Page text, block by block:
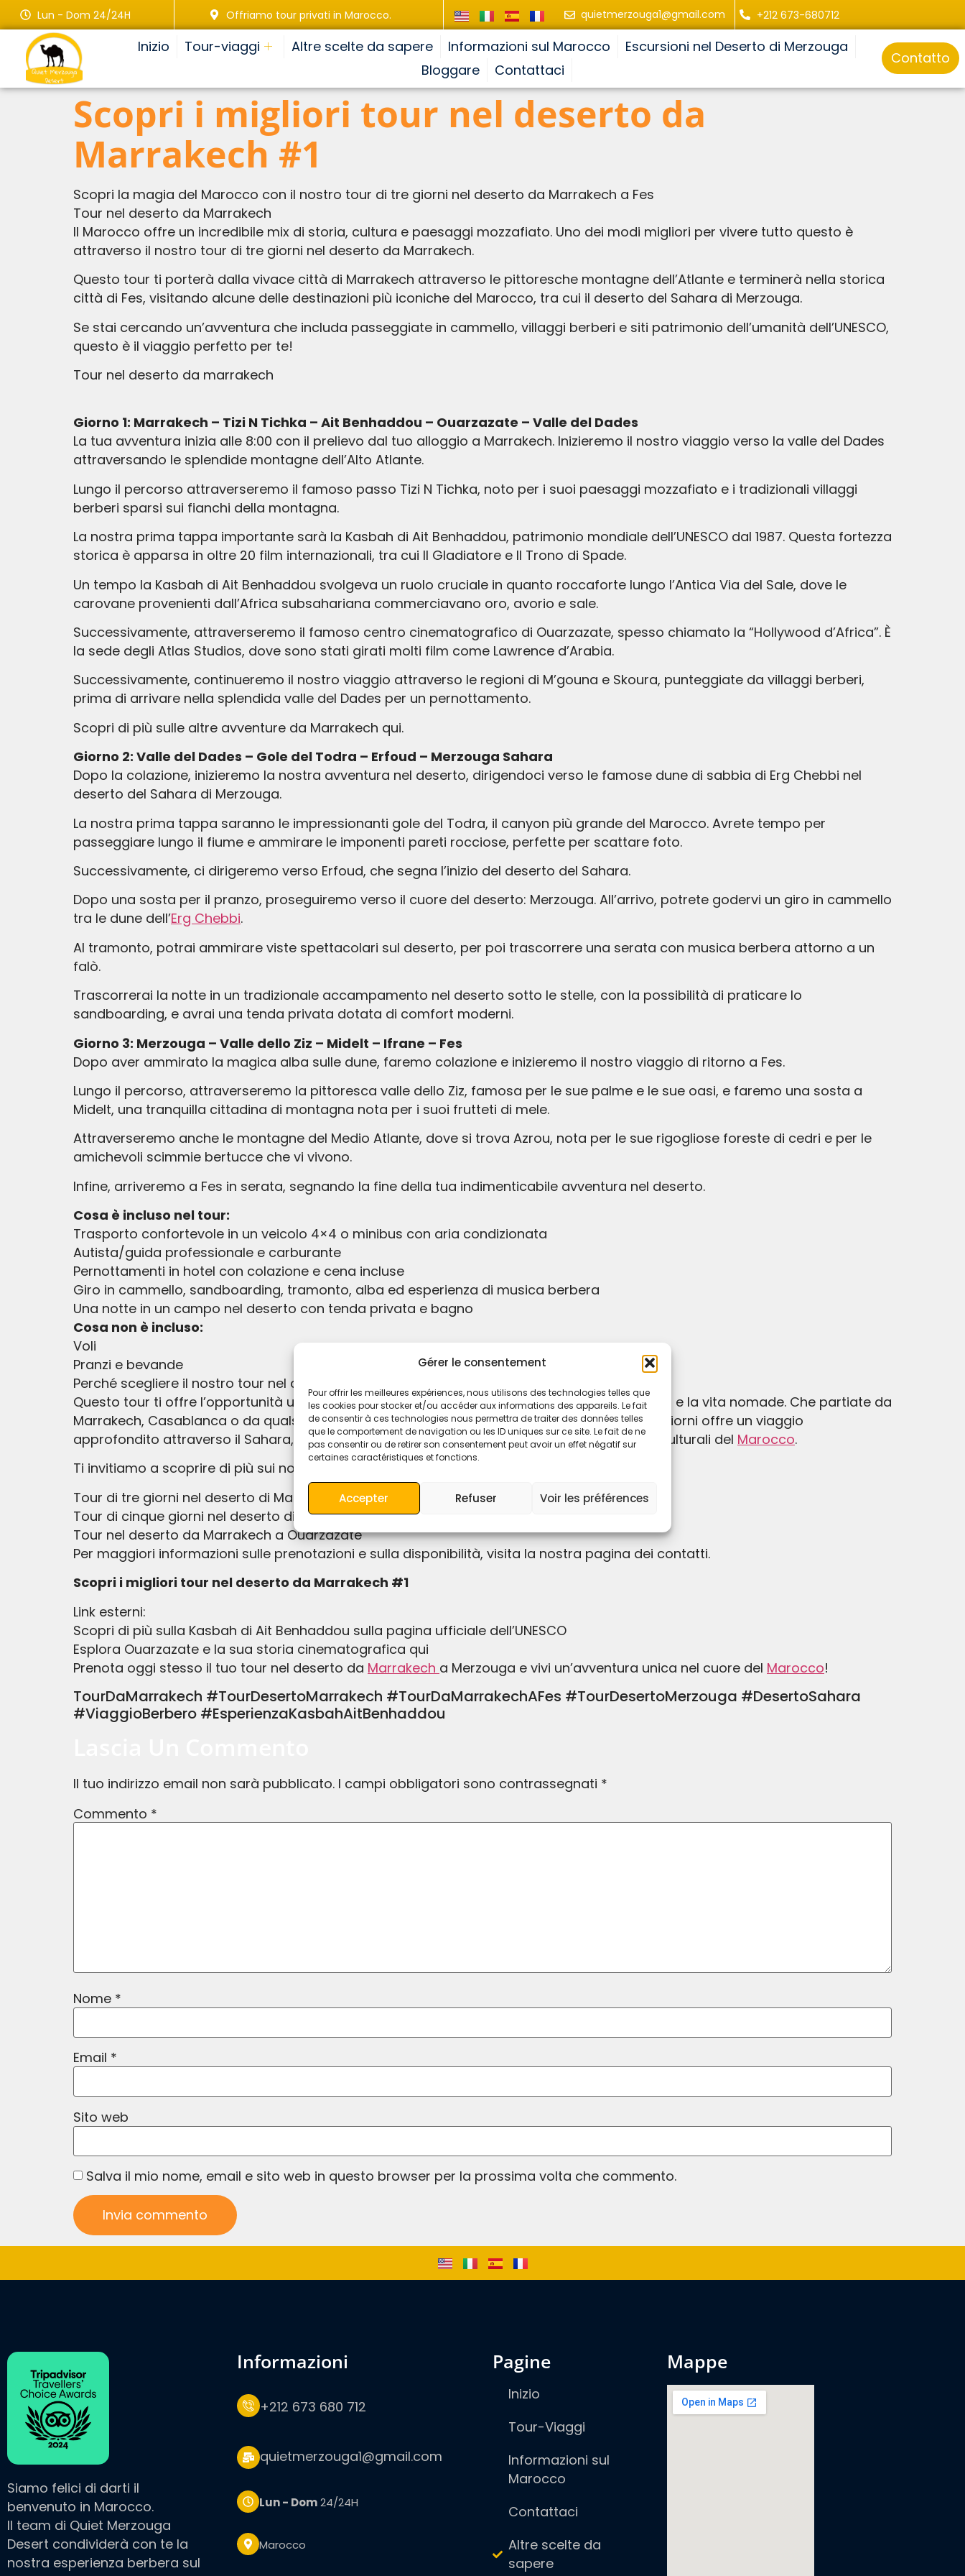
Gérer le consentement
Pour offrir les meilleures expériences, nous utilisons des technologies telles que
les cookies pour stocker et/ou accéder aux informations des appareils. Le fait
de consentir à ces technologies nous permettra de traiter des données telles
que le comportement de navigation ou les ID uniques sur ce site. Le fait de ne
pas consentir ou de retirer son consentement peut avoir un effet négatif sur
certaines caractéristiques et fonctions.
Accepter Refuser Voir les préférences
Lun - Dom 24/24H Offriamo tour privati in Marocco. quietmerzouga1@gmail.com +212 673-680712
Inizio Tour-viaggi Altre scelte da sapere Informazioni sul Marocco
Escursioni nel Deserto di Merzouga
Bloggare
Contattaci
Contatto
Scopri i migliori tour nel deserto da
Marrakech #1
Scopri la magia del Marocco con il nostro tour di tre giorni nel deserto da Marrakech a Fes
Tour nel deserto da Marrakech
Il Marocco offre un incredibile mix di storia, cultura e paesaggi mozzafiato. Uno dei modi migliori per vivere tutto questo è
attraverso il nostro tour di tre giorni nel deserto da Marrakech.
Questo tour ti porterà dalla vivace città di Marrakech attraverso le pittoresche montagne dell’Atlante e terminerà nella storica
città di Fes, visitando alcune delle destinazioni più iconiche del Marocco, tra cui il deserto del Sahara di Merzouga.
Se stai cercando un’avventura che includa passeggiate in cammello, villaggi berberi e siti patrimonio dell’umanità dell’UNESCO,
questo è il viaggio perfetto per te!
Tour nel deserto da marrakech
Giorno 1: Marrakech – Tizi N Tichka – Ait Benhaddou – Ouarzazate – Valle del Dades
La tua avventura inizia alle 8:00 con il prelievo dal tuo alloggio a Marrakech. Inizieremo il nostro viaggio verso la valle del Dades
attraversando le splendide montagne dell’Alto Atlante.
Lungo il percorso attraverseremo il famoso passo Tizi N Tichka, noto per i suoi paesaggi mozzafiato e i tradizionali villaggi
berberi sparsi sui fianchi della montagna.
La nostra prima tappa importante sarà la Kasbah di Ait Benhaddou, patrimonio mondiale dell’UNESCO dal 1987. Questa fortezza
storica è apparsa in oltre 20 film internazionali, tra cui Il Gladiatore e Il Trono di Spade.
Un tempo la Kasbah di Ait Benhaddou svolgeva un ruolo cruciale in quanto roccaforte lungo l’Antica Via del Sale, dove le
carovane provenienti dall’Africa subsahariana commerciavano oro, avorio e sale.
Successivamente, attraverseremo il famoso centro cinematografico di Ouarzazate, spesso chiamato la “Hollywood d’Africa”. È
la sede degli Atlas Studios, dove sono stati girati molti film come Lawrence d’Arabia.
Successivamente, continueremo il nostro viaggio attraverso le regioni di M’gouna e Skoura, punteggiate da villaggi berberi,
prima di arrivare nella splendida valle del Dades per un pernottamento.
Scopri di più sulle altre avventure da Marrakech qui.
Giorno 2: Valle del Dades – Gole del Todra – Erfoud – Merzouga Sahara
Dopo la colazione, inizieremo la nostra avventura nel deserto, dirigendoci verso le famose dune di sabbia di Erg Chebbi nel
deserto del Sahara di Merzouga.
La nostra prima tappa saranno le impressionanti gole del Todra, il canyon più grande del Marocco. Avrete tempo per
passeggiare lungo il fiume e ammirare le imponenti pareti rocciose, perfette per scattare foto.
Successivamente, ci dirigeremo verso Erfoud, che segna l’inizio del deserto del Sahara.
Dopo una sosta per il pranzo, proseguiremo verso il cuore del deserto: Merzouga. All’arrivo, potrete godervi un giro in cammello
tra le dune dell’Erg Chebbi.
Al tramonto, potrai ammirare viste spettacolari sul deserto, per poi trascorrere una serata con musica berbera attorno a un
falò.
Trascorrerai la notte in un tradizionale accampamento nel deserto sotto le stelle, con la possibilità di praticare lo
sandboarding, e avrai una tenda privata dotata di comfort moderni.
Giorno 3: Merzouga – Valle dello Ziz – Midelt – Ifrane – Fes
Dopo aver ammirato la magica alba sulle dune, faremo colazione e inizieremo il nostro viaggio di ritorno a Fes.
Lungo il percorso, attraverseremo la pittoresca valle dello Ziz, famosa per le sue palme e le sue oasi, e faremo una sosta a
Midelt, una tranquilla cittadina di montagna nota per i suoi frutteti di mele.
Attraverseremo anche le montagne del Medio Atlante, dove si trova Azrou, nota per le sue rigogliose foreste di cedri e per le
amichevoli scimmie bertucce che vi vivono.
Infine, arriveremo a Fes in serata, segnando la fine della tua indimenticabile avventura nel deserto.
Cosa è incluso nel tour:
Trasporto confortevole in un veicolo 4×4 o minibus con aria condizionata
Autista/guida professionale e carburante
Pernottamenti in hotel con colazione e cena incluse
Giro in cammello, sandboarding, tramonto, alba ed esperienza di musica berbera
Una notte in un campo nel deserto con tenda privata e bagno
Cosa non è incluso:
Voli
Pranzi e bevande
Perché scegliere il nostro tour nel deserto da Marrakech a Fes?
Questo tour ti offre l’opportunità unica di scoprire la cultura marocchina, i paesaggi desertici e la vita nomade. Che partiate da
Marrakech, Casablanca o da qualsiasi altra grande città marocchina, questo viaggio di tre giorni offre un viaggio
approfondito attraverso il Sahara, visitando alcuni dei più importanti monumenti naturali e culturali del Marocco.
Ti invitiamo a scoprire di più sui nostri altri tour nel deserto:
Tour di tre giorni nel deserto di Marrakech
Tour di cinque giorni nel deserto di Marrakech
Tour nel deserto da Marrakech a Ouarzazate
Per maggiori informazioni sulle prenotazioni e sulla disponibilità, visita la nostra pagina dei contatti.
Scopri i migliori tour nel deserto da Marrakech #1
Link esterni:
Scopri di più sulla Kasbah di Ait Benhaddou sulla pagina ufficiale dell’UNESCO
Esplora Ouarzazate e la sua storia cinematografica qui
Prenota oggi stesso il tuo tour nel deserto da Marrakech a Merzouga e vivi un’avventura unica nel cuore del Marocco!
TourDaMarrakech #TourDesertoMarrakech #TourDaMarrakechAFes #TourDesertoMerzouga #DesertoSahara
#ViaggioBerbero #EsperienzaKasbahAitBenhaddou
Il tuo indirizzo email non sarà pubblicato. I campi obbligatori sono contrassegnati *
Commento *
Nome *
Email *
Sito web
Salva il mio nome, email e sito web in questo browser per la prossima volta che commento.
Siamo felici di darti il
benvenuto in Marocco.
Il team di Quiet Merzouga
Desert condividerà con te la
nostra esperienza berbera sul
informazioni
+212 673 680 712
quietmerzouga1@gmail.com
Lun - Dom24/24H
Marocco
pagine
Inizio
Tour-Viaggi
Informazioni sul
Marocco
Contattaci
Altre scelte da
sapere
mappe